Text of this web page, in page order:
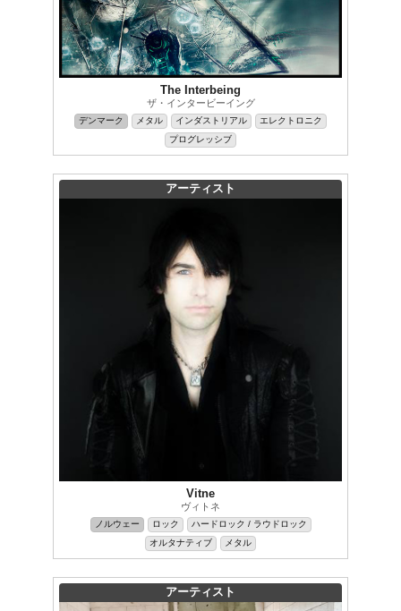
The Interbeing
ザ・インタービーイング
デンマーク メタル インダストリアル
エレクトロニク
プログレッシブ
アーティスト
Vitne
ヴィトネ
ノルウェー ロック
ハードロック / ラウドロック
オルタナティブ
メタル
アーティスト